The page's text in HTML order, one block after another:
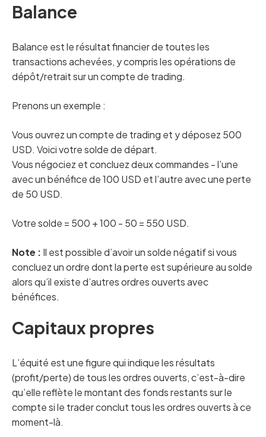
Balance
Balance est le résultat financier de toutes les
transactions achevées, y compris les opérations de
dépôt/retrait sur un compte de trading.
Prenons un exemple :
Vous ouvrez un compte de trading et y déposez 500
USD. Voici votre solde de départ.
Vous négociez et concluez deux commandes - l’une
avec un bénéfice de 100 USD et l’autre avec une perte
de 50 USD.
Votre solde = 500 + 100 - 50 = 550 USD.
Note : Il est possible d’avoir un solde négatif si vous
concluez un ordre dont la perte est supérieure au solde
alors qu’il existe d’autres ordres ouverts avec
bénéfices.
Capitaux propres
L’équité est une figure qui indique les résultats
(profit/perte) de tous les ordres ouverts, c’est-à-dire
qu’elle reflète le montant des fonds restants sur le
compte si le trader conclut tous les ordres ouverts à ce
moment-là.